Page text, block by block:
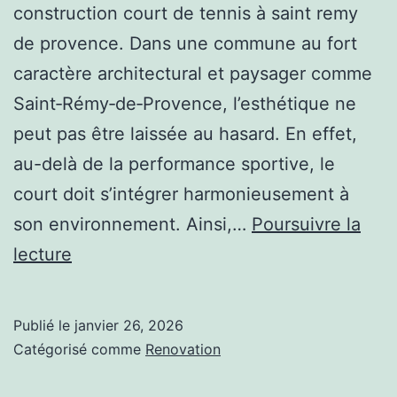
construction court de tennis à saint remy
de provence. Dans une commune au fort
caractère architectural et paysager comme
Saint‑Rémy‑de‑Provence, l’esthétique ne
peut pas être laissée au hasard. En effet,
au-delà de la performance sportive, le
court doit s’intégrer harmonieusement à
son environnement. Ainsi,… Poursuivre la
lecture
l’aspect
Publié le janvier 26, 2026
Catégorisé comme Renovation